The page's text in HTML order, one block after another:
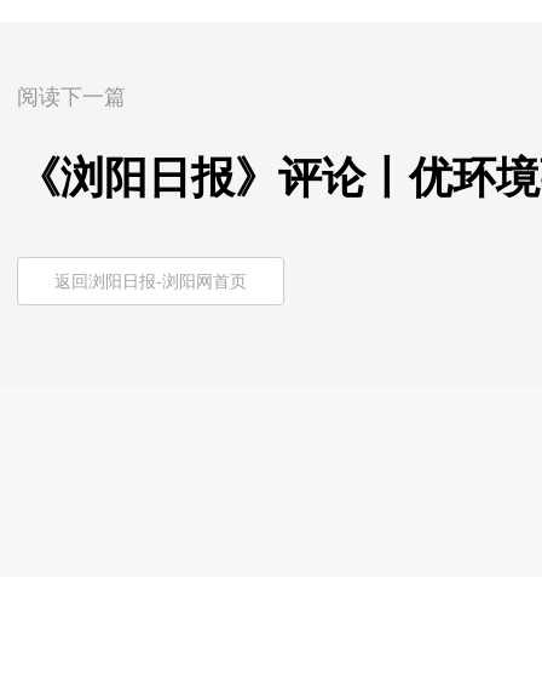
阅读下一篇
《浏阳日报》评论丨优环
返回浏阳日报-浏阳网首页